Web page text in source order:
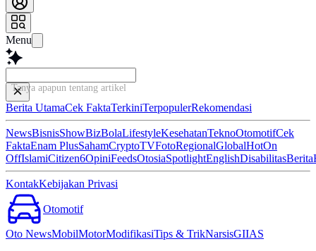
Menu
Tanya apapun tentang artikel ini...
Berita UtamaCek FaktaTerkiniTerpopulerRekomendasi
NewsBisnisShowBizBolaLifestyleKesehatanTeknoOtomotifCek
FaktaEnam PlusSahamCryptoTVFotoRegionalGlobalHotOn
OffIslamiCitizen6OpiniFeedsOtosiaSpotlightEnglishDisabilitasBerita
KontakKebijakan Privasi
Otomotif
Oto NewsMobilMotorModifikasiTips & TrikNarsisGIIAS